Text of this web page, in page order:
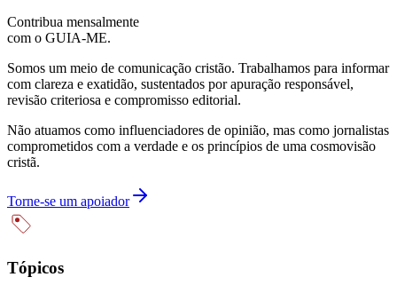
Contribua mensalmente
com o GUIA-ME.
Somos um meio de comunicação cristão. Trabalhamos para informar
com clareza e exatidão, sustentados por apuração responsável,
revisão criteriosa e compromisso editorial.
Não atuamos como influenciadores de opinião, mas como jornalistas
comprometidos com a verdade e os princípios de uma cosmovisão
cristã.
Torne-se um apoiador
Tópicos